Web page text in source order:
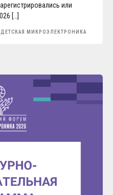
или
[…]
ДЕТСКАЯ МИКРОЭЛЕКТРОНИКА